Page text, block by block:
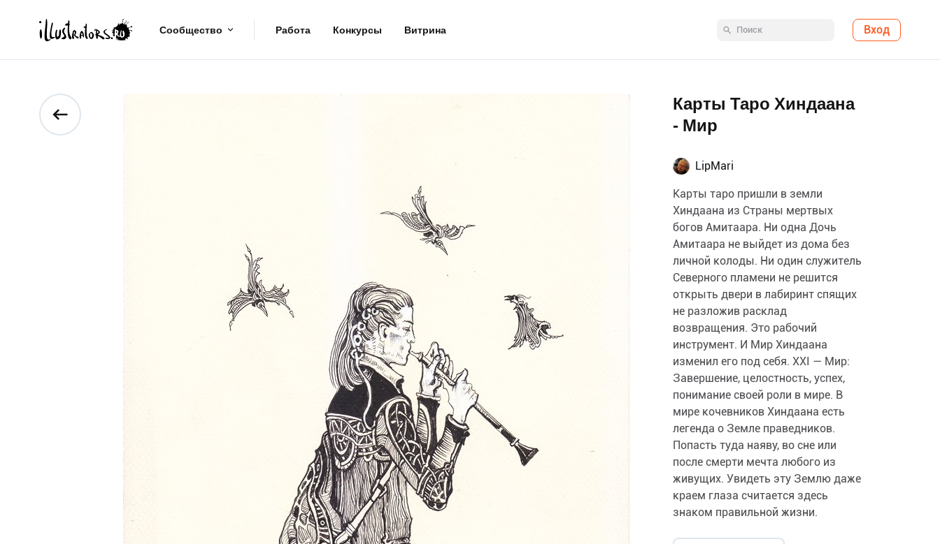
Сообщество Работа Конкурсы Витрина Вход
Карты Таро Хиндаана
- Мир
LipMari
Карты таро пришли в земли
Хиндаана из Страны мертвых
богов Амитаара. Ни одна Дочь
Амитаара не выйдет из дома без
личной колоды. Ни один служитель
Северного пламени не решится
открыть двери в лабиринт спящих
не разложив расклад
возвращения. Это рабочий
инструмент. И Мир Хиндаана
изменил его под себя. XXI — Мир:
Завершение, целостность, успех,
понимание своей роли в мире. В
мире кочевников Хиндаана есть
легенда о Земле праведников.
Попасть туда наяву, во сне или
после смерти мечта любого из
живущих. Увидеть эту Землю даже
краем глаза считается здесь
знаком правильной жизни.